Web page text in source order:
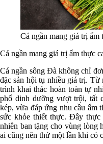
Cá ngần mang giá trị ẩm
Cá ngần mang giá trị ẩm thực
Cá ngần sông Đà không chỉ
đặc sản hội tụ nhiều giá trị.
trình khai thác hoàn toàn tự
phổ dinh dưỡng vượt trội, tất
kép, vừa đáp ứng nhu cầu ẩm
sức khỏe thiết thực. Đây
nhiên ban tặng cho vùng lòng
ai cũng nên thử một lần khi có